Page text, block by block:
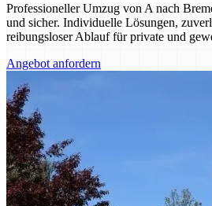
Professioneller Umzug von A nach
und sicher. Individuelle Lösungen,
reibungsloser Ablauf für private und
Angebot anfordern